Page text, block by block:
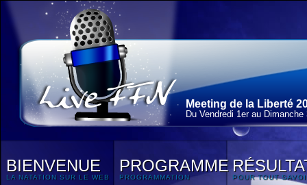
Meeting de la Liberté
Du Vendredi 1erau Dimanche
BIENVENUE
LA NATATION SUR LE WEB
PROGRAMME
PROGRAMMATION POUR TOUT